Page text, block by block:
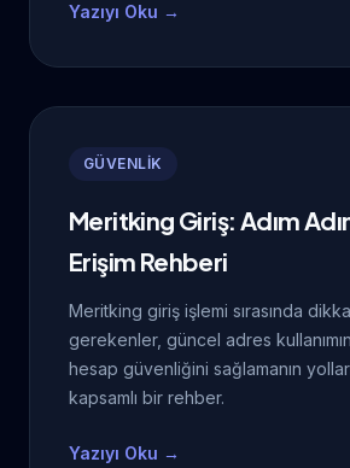
Yazıyı Oku →
GÜVENLİK
Meritking Giriş: Adım
Erişim Rehberi
Meritking giriş işlemi sırasında
gerekenler, güncel adres
hesap güvenliğini sağlamanın
kapsamlı bir rehber.
Yazıyı Oku →